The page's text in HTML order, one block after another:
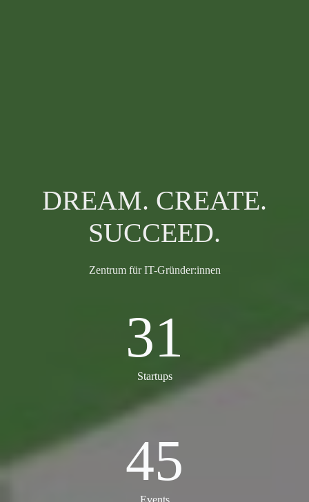
DREAM. CREATE.
SUCCEED.
Zentrum für IT-Gründer:innen
31
Startups
45
Events